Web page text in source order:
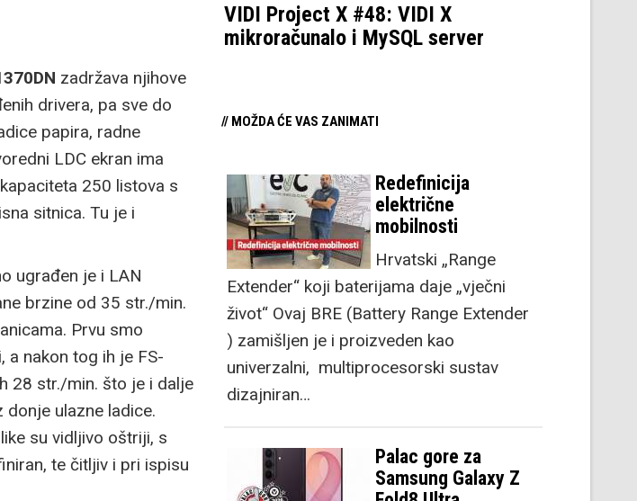
zadržava njihove
drivera, pa sve do
papira, radne
LDC ekran ima
250 listova s
sitnica. Tu je i
ugrađen je i LAN
brzine od 35 str./min.
Prvu smo
a nakon tog ih je FS-
28 str./min. što je i dalje
ulazne ladice.
su vidljivo oštriji, s
te čitljiv i pri ispisu
VIDI Project X #48: VIDI X
mikroračunalo i MySQL server
// MOŽDA ĆE VAS ZANIMATI
Redefinicija
električne
mobilnosti
Hrvatski „Range
Extender“ koji baterijama daje „vječni
život“ Ovaj BRE (Battery Range Extender
) zamišljen je i proizveden kao
univerzalni, multiprocesorski sustav
dizajniran…
Palac gore za
Samsung Galaxy Z